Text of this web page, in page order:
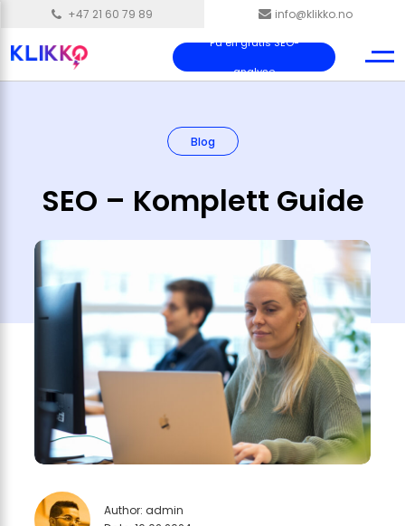
+47 21 60 79 89 info@klikko.no
Få en gratis SEO-
analyse
Blog
SEO – Komplett Guide
Author: admin